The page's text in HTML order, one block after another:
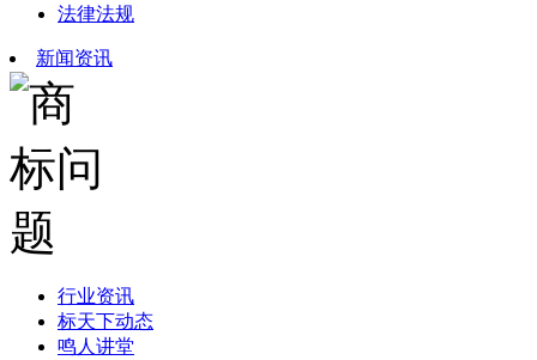
法律法规
新闻资讯
行业资讯
标天下动态
鸣人讲堂